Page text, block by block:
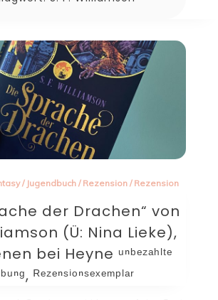
/ Jugendbuch / Rezension / Rezension
der Drachen“ von
(Ü: Nina Lieke),
bei Heyne ᵘⁿᵇᵉᶻᵃʰˡᵗᵉ
ᴿᵉᶻᵉⁿˢⁱᵒⁿˢᵉˣᵉᵐᵖˡᵃʳ